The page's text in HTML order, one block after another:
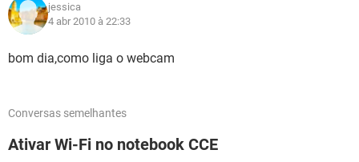
jessica
4 abr 2010 à 22:33
bom dia,como liga o webcam
Conversas semelhantes
Ativar Wi-Fi no notebook CCE